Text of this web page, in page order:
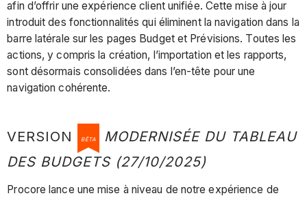
afin d’offrir une expérience client unifiée. Cette mise à jour
introduit des fonctionnalités qui éliminent la navigation dans la
barre latérale sur les pages Budget et Prévisions. Toutes les
actions, y compris la création, l’importation et les rapports,
sont désormais consolidées dans l’en-tête pour une
navigation cohérente.
VERSION BÊTA
MODERNISÉE DU TABLEAU
DES BUDGETS (27/10/2025)
Procore lance une mise à niveau de notre expérience de